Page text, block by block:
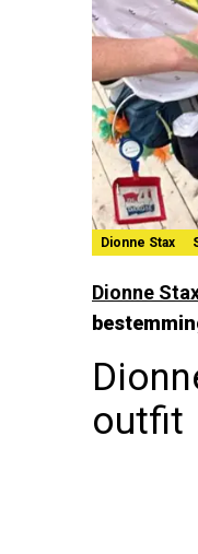
Dionne Stax
Dionne
outfit